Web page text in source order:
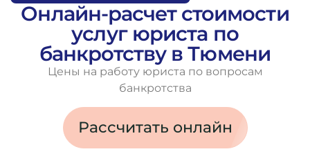
Онлайн-расчет стоимости
услуг юриста по
банкротству в Тюмени
Цены на работу юриста по вопросам
банкротства
Рассчитать онлайн